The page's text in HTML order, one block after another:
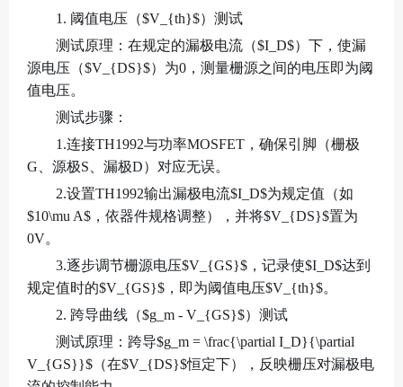
1. 阈值电压（$V_{th}$）测试
测试原理：在规定的漏极电流（$I_D$）下，使漏
源电压（$V_{DS}$）为0，测量栅源之间的电压即为阈
值电压。
测试步骤：
1.连接TH1992与功率MOSFET，确保引脚（栅极
G、源极S、漏极D）对应无误。
2.设置TH1992输出漏极电流$I_D$为规定值（如
$10\mu A$，依器件规格调整），并将$V_{DS}$置为
0V。
3.逐步调节栅源电压$V_{GS}$，记录使$I_D$达到
规定值时的$V_{GS}$，即为阈值电压$V_{th}$。
2. 跨导曲线（$g_m - V_{GS}$）测试
测试原理：跨导$g_m = \frac{\partial I_D}{\partial
V_{GS}}$（在$V_{DS}$恒定下），反映栅压对漏极电